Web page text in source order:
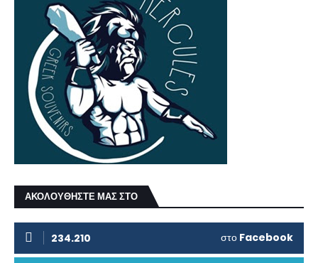
ΑΚΟΛΟΥΘΗΣΤΕ ΜΑΣ ΣΤΟ
234.210 στο Facebook